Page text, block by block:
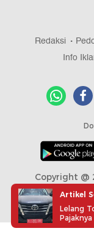
Redaksi
Info
Copyright @
Artikel
Lelang